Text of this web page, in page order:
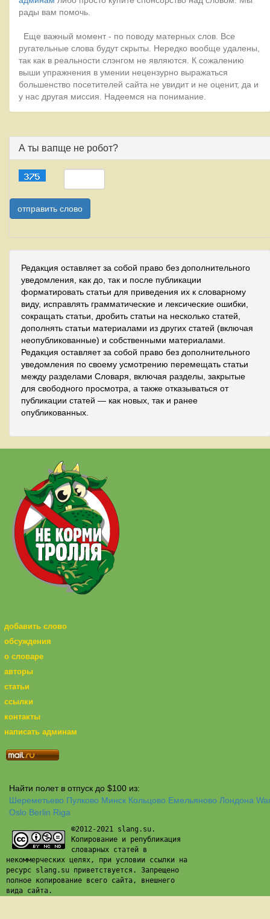
рады вам помочь.
Еще важный момент - по поводу матерных слов. Все
ругательные слова будут скрыты. Нередко вообще удалены,
так как в реальности слэнгом не являются. К сожалению
выши упражнения в умении нецензурно выражаться
большенство посетителей сайта не увидит и не оценит, да и
у нас другая миссия. Надеемся на понимание.
А ты вапще не робот?
Редакция оставляет за собой право без дополнительного
уведомления, как до, так и после публикации
форматировать статьи для приведения их к словарному
виду, исправлять грамматические и лексические ошибки,
сокращать статьи, дробить статьи на несколько статей,
дополнять статьи материалами из других статей (включая
неопубликованные) и собственными материалами.
Редакция оставляет за собой право без дополнительного
уведомления по своему усмотрению перемещать статьи
между разделами Словаря, включая разделы, закрытые
для свободного просмотра, а также отказываться от
публикации статей — как новых, так и ранее
опубликованных.
добавить слово
обсуждения
о словаре
авторы
статьи
ссылки
контакты
написать админам
Найти полет в отпуск до $100 из:
Шереметьево Пулково Минск Кольцово Емельяново Лондона
Oslo Berlin Riga
©2012-2021 slang.su.
Копирование и републикация
словарных статей в
некоммерческих целях, при условии ссылки на
ресурс slang.su приветствуется. Запрещено
полное копирование всего сайта, внешнего
вида сайта.